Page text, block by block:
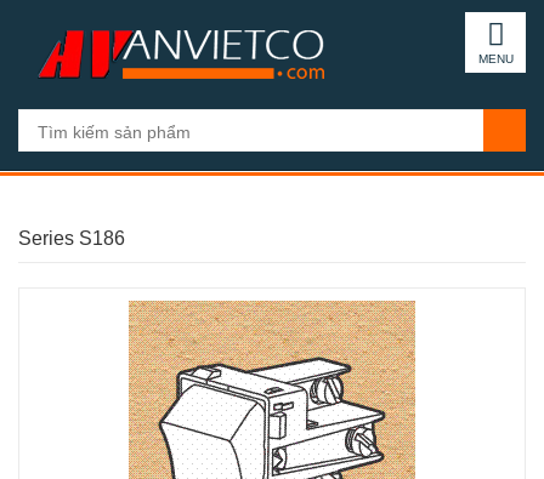
MENU
Series S186